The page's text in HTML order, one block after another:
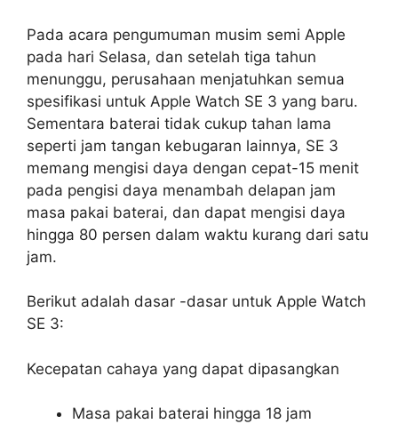
Pada acara pengumuman musim semi Apple
pada hari Selasa, dan setelah tiga tahun
menunggu, perusahaan menjatuhkan semua
spesifikasi untuk Apple Watch SE 3 yang baru.
Sementara baterai tidak cukup tahan lama
seperti jam tangan kebugaran lainnya, SE 3
memang mengisi daya dengan cepat-15 menit
pada pengisi daya menambah delapan jam
masa pakai baterai, dan dapat mengisi daya
hingga 80 persen dalam waktu kurang dari satu
jam.
Berikut adalah dasar -dasar untuk Apple Watch
SE 3:
Kecepatan cahaya yang dapat dipasangkan
Masa pakai baterai hingga 18 jam